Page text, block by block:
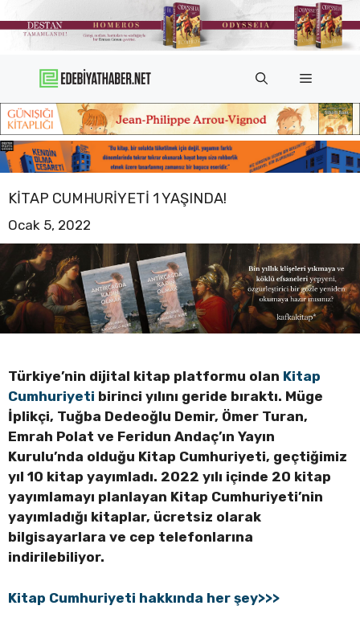
atla
Menü
KITAP CUMHURIYETI 1 YAŞINDA!
Ocak 5, 2022
Türkiye’nin dijital kitap platformu olan Kitap
Cumhuriyeti birinci yılını geride bıraktı. Müge
İplikçi, Tuğba Dedeoğlu Demir, Ömer Turan,
Emrah Polat ve Feridun Andaç’ın Yayın
Kurulu’nda olduğu Kitap Cumhuriyeti, geçtiğimiz
yıl 10 kitap yayımladı. 2022 yılı içinde 20 kitap
yayımlamayı planlayan Kitap Cumhuriyeti’nin
yayımladığı kitaplar, ücretsiz olarak
bilgisayarlara ve cep telefonlarına
indirilebiliyor.
Kitap Cumhuriyeti hakkında her şey>>>